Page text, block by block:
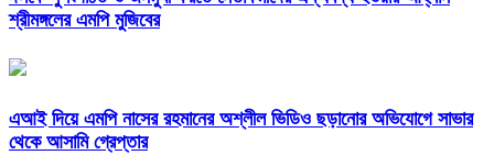
শ্রীমঙ্গলের এমপি মুজিবের
এআই দিয়ে এমপি নাসের রহমানের অশ্লীল ভিডিও ছড়ানোর অভিযোগে সাভার
থেকে আসামি গ্রেপ্তার